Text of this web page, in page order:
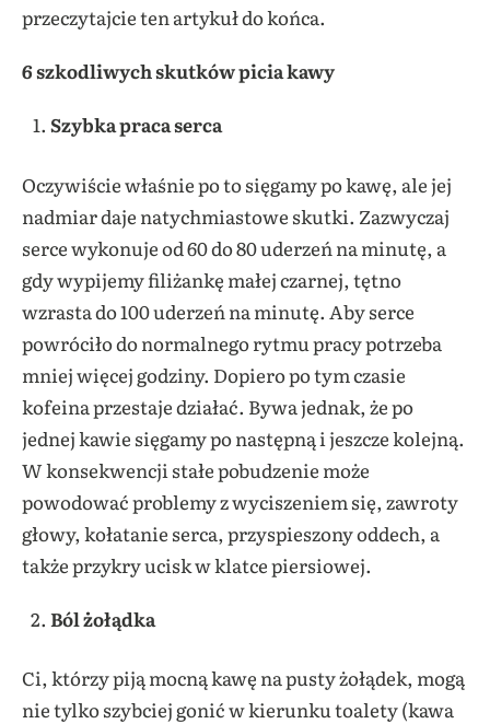
przeczytajcie ten artykuł do końca.
6 szkodliwych skutków picia kawy
Szybka praca serca
Oczywiście właśnie po to sięgamy po kawę, ale jej
nadmiar daje natychmiastowe skutki. Zazwyczaj
serce wykonuje od 60 do 80 uderzeń na minutę, a
gdy wypijemy filiżankę małej czarnej, tętno
wzrasta do 100 uderzeń na minutę. Aby serce
powróciło do normalnego rytmu pracy potrzeba
mniej więcej godziny. Dopiero po tym czasie
kofeina przestaje działać. Bywa jednak, że po
jednej kawie sięgamy po następną i jeszcze kolejną.
W konsekwencji stałe pobudzenie może
powodować problemy z wyciszeniem się, zawroty
głowy, kołatanie serca, przyspieszony oddech, a
także przykry ucisk w klatce piersiowej.
Ból żołądka
Ci, którzy piją mocną kawę na pusty żołądek, mogą
nie tylko szybciej gonić w kierunku toalety (kawa